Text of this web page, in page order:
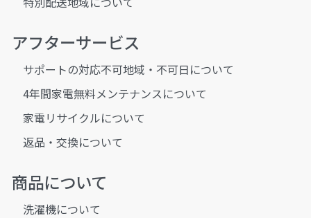
アフターサービス
サポートの対応不可地域・不可日について
4年間家電無料メンテナンスについて
家電リサイクルについて
返品・交換について
商品について
洗濯機について